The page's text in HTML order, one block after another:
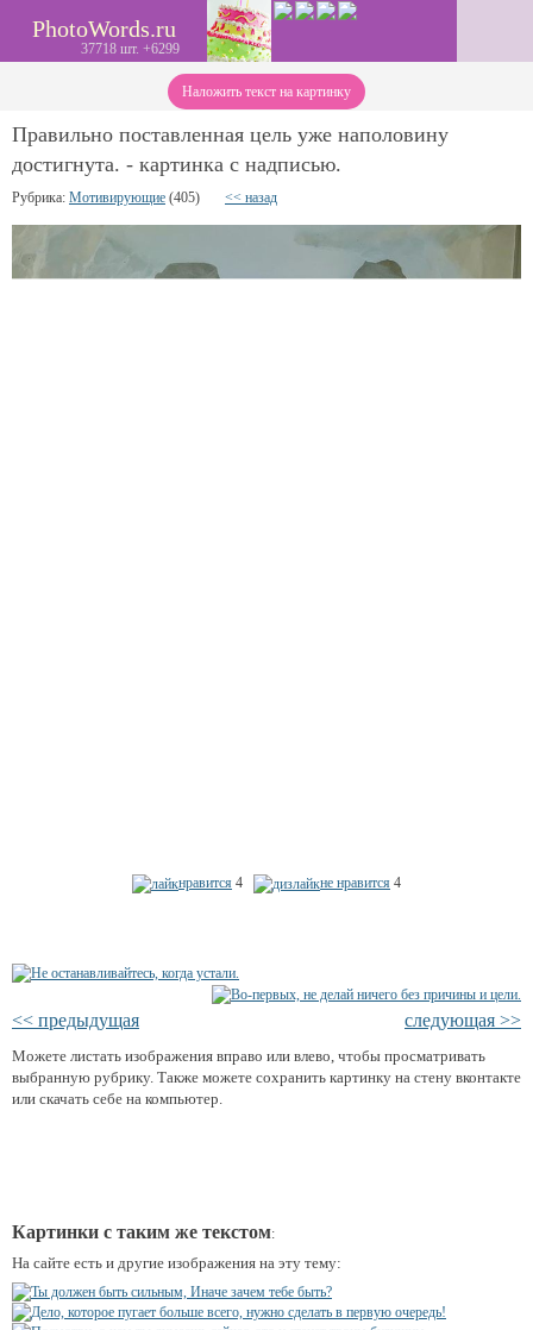
PhotoWords.ru
37718 шт. +6299
Наложить текст на картинку
Правильно поставленная цель уже наполовину
достигнута. - картинка с надписью.
Рубрика: Мотивирующие (405) << назад
нравится 4 не нравится 4
<< предыдущая следующая >>
Можете листать изображения вправо или влево, чтобы просматривать
выбранную рубрику. Также можете сохранить картинку на стену вконтакте
или скачать себе на компьютер.
Картинки с таким же текстом:
На сайте есть и другие изображения на эту тему: